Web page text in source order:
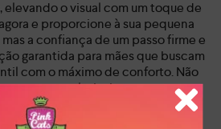
elevando o visual com um toque de
e proporcione à sua pequena
a confiança de um passo firme e
garantida para mães que buscam
com o máximo de conforto. Não
peça exclusiva!
lazer